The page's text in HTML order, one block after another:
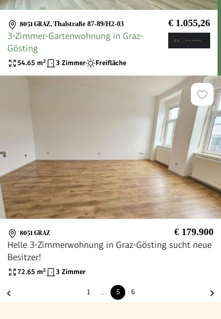
8051 GRAZ, Thalstraße 87-89/H2-03 € 1.055,26
3-Zimmer-Gartenwohnung in Graz-
Gösting
54.65 m² 3 Zimmer Freifläche
8051 GRAZ € 179.900
Helle 3-Zimmerwohnung in Graz-Gösting sucht neue
Besitzer!
72.65 m² 3 Zimmer
1 5 6